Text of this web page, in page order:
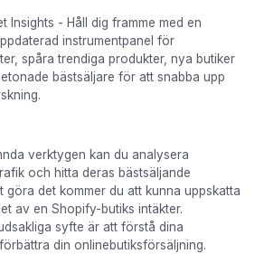
Insights - Håll dig framme med en
instrumentpanel för
spåra trendiga produkter, nya butiker
bästsäljare för att snabba upp
verktygen kan du analysera
och hitta deras bästsäljande
göra det kommer du att kunna uppskatta
av en Shopify-butiks intäkter.
syfte är att förstå dina
din onlinebutiksförsäljning.